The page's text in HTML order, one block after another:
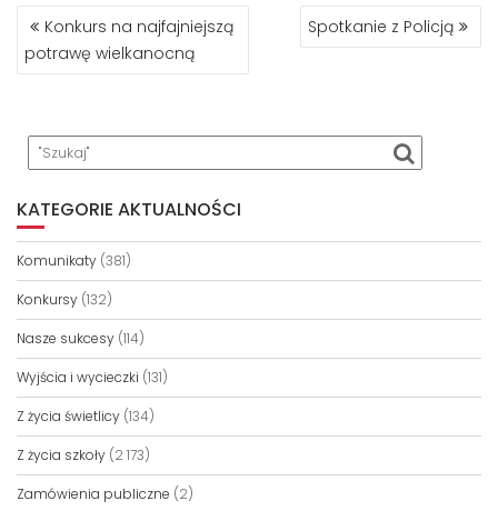
NAWIGACJA
WPISU
Konkurs na najfajniejszą
potrawę wielkanocną
Spotkanie z Policją
KATEGORIE AKTUALNOŚCI
Komunikaty (381)
Konkursy (132)
Nasze sukcesy (114)
Wyjścia i wycieczki (131)
Z życia świetlicy (134)
Z życia szkoły (2 173)
Zamówienia publiczne (2)